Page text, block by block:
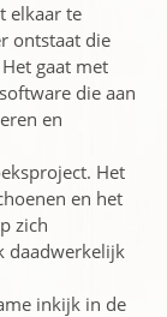
elkaar te
ontstaat die
gaat met
die aan
en
Het
en het
zich
daadwerkelijk
inkijk in de